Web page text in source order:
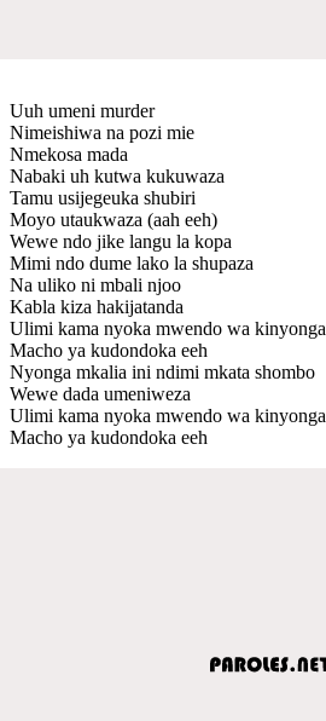
Uuh umeni murder
Nimeishiwa na pozi mie
Nmekosa mada
Nabaki uh kutwa kukuwaza
Tamu usijegeuka shubiri
Moyo utaukwaza (aah eeh)
Wewe ndo jike langu la kopa
Mimi ndo dume lako la shupaza
Na uliko ni mbali njoo
Kabla kiza hakijatanda
Ulimi kama nyoka mwendo wa kinyonga
Macho ya kudondoka eeh
Nyonga mkalia ini ndimi mkata shombo
Wewe dada umeniweza
Ulimi kama nyoka mwendo wa kinyonga
Macho ya kudondoka eeh